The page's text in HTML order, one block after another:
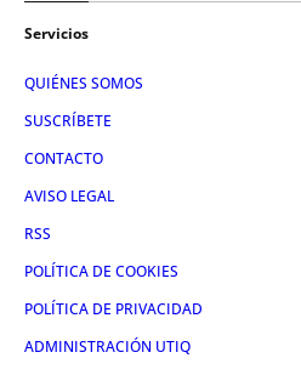
Servicios
QUIÉNES SOMOS
SUSCRÍBETE
CONTACTO
AVISO LEGAL
RSS
POLÍTICA DE COOKIES
POLÍTICA DE PRIVACIDAD
ADMINISTRACIÓN UTIQ